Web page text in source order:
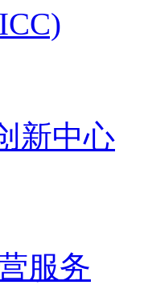
新中心
服务